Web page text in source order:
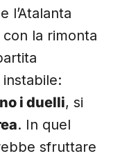
l’Atalanta
la rimonta
i duelli, si
. In quel
sfruttare